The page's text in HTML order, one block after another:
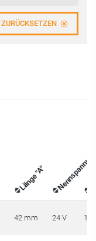
ZURÜCKSETZEN
Länge "A"
42 mm 24 V